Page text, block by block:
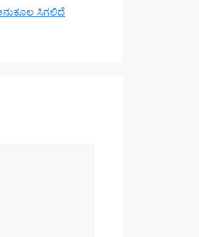
ಸಿಗಲಿದೆ